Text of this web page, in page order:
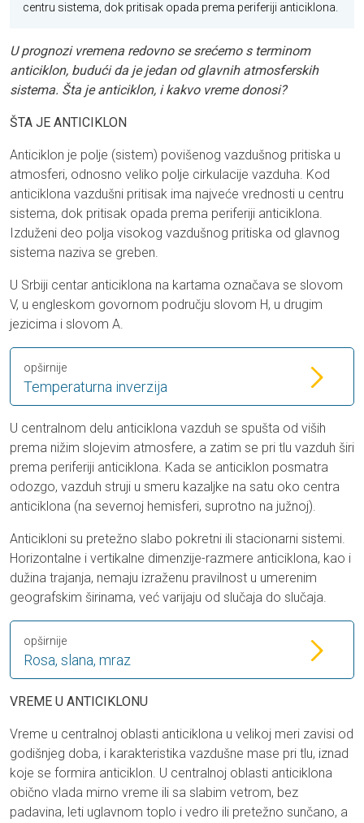
centru sistema, dok pritisak opada prema periferiji anticiklona.
U prognozi vremena redovno se srećemo s terminom
anticiklon, budući da je jedan od glavnih atmosferskih
sistema. Šta je anticiklon, i kakvo vreme donosi?
ŠTA JE ANTICIKLON
Anticiklon je polje (sistem) povišenog vazdušnog pritiska u
atmosferi, odnosno veliko polje cirkulacije vazduha. Kod
anticiklona vazdušni pritisak ima najveće vrednosti u centru
sistema, dok pritisak opada prema periferiji anticiklona.
Izduženi deo polja visokog vazdušnog pritiska od glavnog
sistema naziva se greben.
U Srbiji centar anticiklona na kartama označava se slovom
V, u engleskom govornom području slovom H, u drugim
jezicima i slovom A.
Temperaturna inverzija
opširnije
U centralnom delu anticiklona vazduh se spušta od viših
prema nižim slojevim atmosfere, a zatim se pri tlu vazduh širi
prema periferiji anticiklona. Kada se anticiklon posmatra
odozgo, vazduh struji u smeru kazaljke na satu oko centra
anticiklona (na severnoj hemisferi, suprotno na južnoj).
Anticikloni su pretežno slabo pokretni ili stacionarni sistemi.
Horizontalne i vertikalne dimenzije-razmere anticiklona, kao i
dužina trajanja, nemaju izraženu pravilnost u umerenim
geografskim širinama, već varijaju od slučaja do slučaja.
Rosa, slana, mraz
opširnije
VREME U ANTICIKLONU
Vreme u centralnoj oblasti anticiklona u velikoj meri zavisi od
godišnjeg doba, i karakteristika vazdušne mase pri tlu, iznad
koje se formira anticiklon. U centralnoj oblasti anticiklona
obično vlada mirno vreme ili sa slabim vetrom, bez
padavina, leti uglavnom toplo i vedro ili pretežno sunčano, a